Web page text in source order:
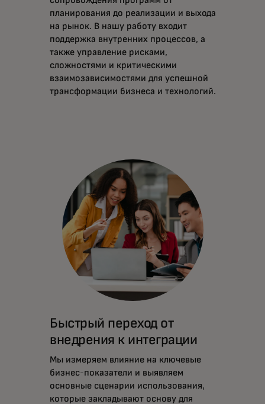
планирования до реализации и выхода
на рынок. В нашу работу входит
поддержка внутренних процессов, а
также управление рисками,
сложностями и критическими
взаимозависимостями для успешной
трансформации бизнеса и технологий.
Быстрый переход от
внедрения к интеграции
Мы измеряем влияние на ключевые
бизнес-показатели и выявляем
основные сценарии использования,
которые закладывают основу для